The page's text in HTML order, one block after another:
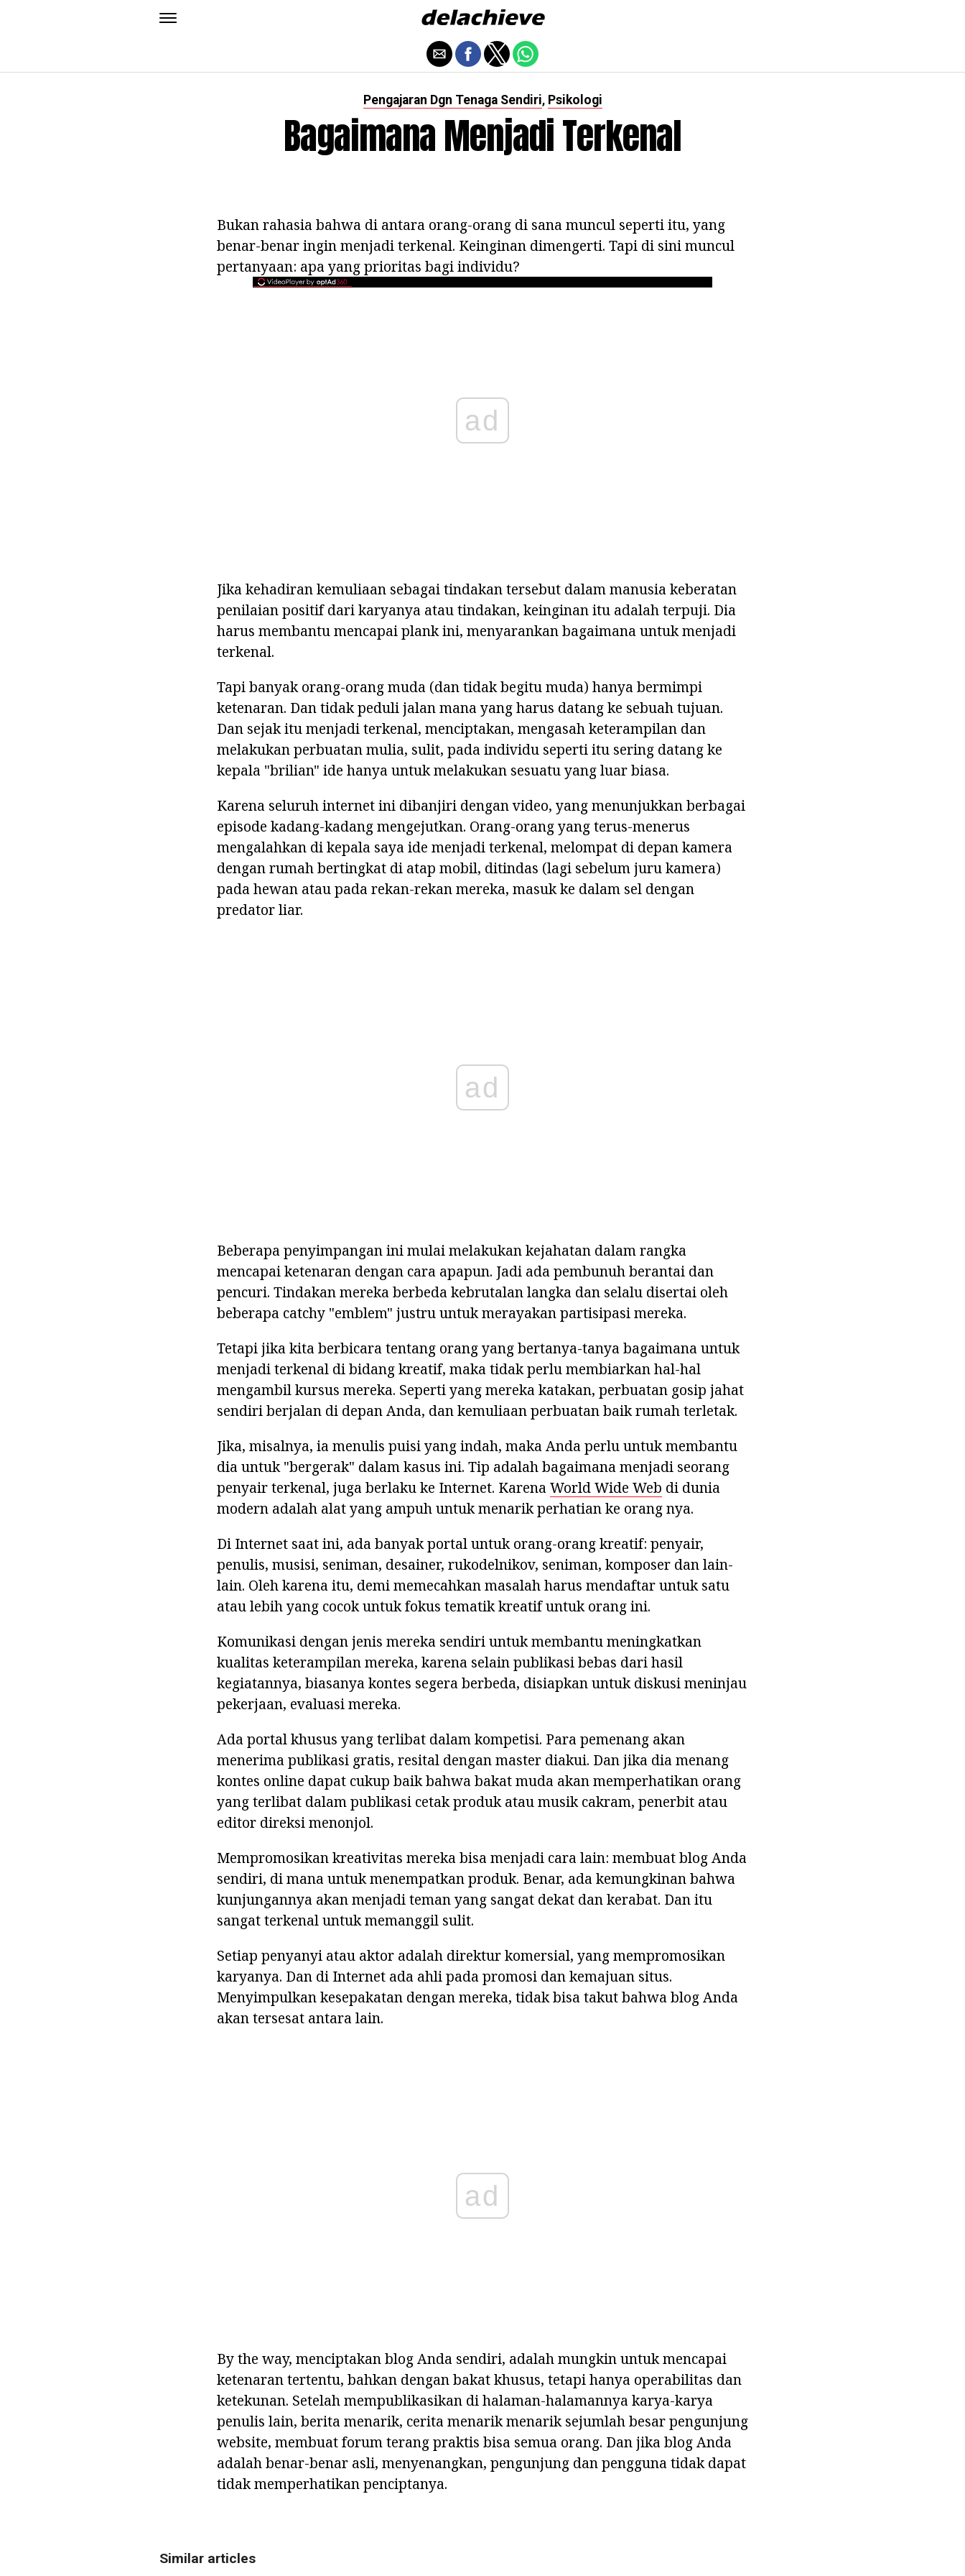
Pengajaran Dgn Tenaga Sendiri, Psikologi
Bagaimana Menjadi Terkenal
Bukan rahasia bahwa di antara orang-orang di sana muncul seperti itu, yang
benar-benar ingin menjadi terkenal. Keinginan dimengerti. Tapi di sini muncul
pertanyaan: apa yang prioritas bagi individu?
ad
Jika kehadiran kemuliaan sebagai tindakan tersebut dalam manusia keberatan
penilaian positif dari karyanya atau tindakan, keinginan itu adalah terpuji. Dia
harus membantu mencapai plank ini, menyarankan bagaimana untuk menjadi
terkenal.
Tapi banyak orang-orang muda (dan tidak begitu muda) hanya bermimpi
ketenaran. Dan tidak peduli jalan mana yang harus datang ke sebuah tujuan.
Dan sejak itu menjadi terkenal, menciptakan, mengasah keterampilan dan
melakukan perbuatan mulia, sulit, pada individu seperti itu sering datang ke
kepala "brilian" ide hanya untuk melakukan sesuatu yang luar biasa.
Karena seluruh internet ini dibanjiri dengan video, yang menunjukkan berbagai
episode kadang-kadang mengejutkan. Orang-orang yang terus-menerus
mengalahkan di kepala saya ide menjadi terkenal, melompat di depan kamera
dengan rumah bertingkat di atap mobil, ditindas (lagi sebelum juru kamera)
pada hewan atau pada rekan-rekan mereka, masuk ke dalam sel dengan
predator liar.
ad
Beberapa penyimpangan ini mulai melakukan kejahatan dalam rangka
mencapai ketenaran dengan cara apapun. Jadi ada pembunuh berantai dan
pencuri. Tindakan mereka berbeda kebrutalan langka dan selalu disertai oleh
beberapa catchy "emblem" justru untuk merayakan partisipasi mereka.
Tetapi jika kita berbicara tentang orang yang bertanya-tanya bagaimana untuk
menjadi terkenal di bidang kreatif, maka tidak perlu membiarkan hal-hal
mengambil kursus mereka. Seperti yang mereka katakan, perbuatan gosip jahat
sendiri berjalan di depan Anda, dan kemuliaan perbuatan baik rumah terletak.
Jika, misalnya, ia menulis puisi yang indah, maka Anda perlu untuk membantu
dia untuk "bergerak" dalam kasus ini. Tip adalah bagaimana menjadi seorang
penyair terkenal, juga berlaku ke Internet. KarenaWorld Wide Web di dunia
modern adalah alat yang ampuh untuk menarik perhatian ke orang nya.
Di Internet saat ini, ada banyak portal untuk orang-orang kreatif: penyair,
penulis, musisi, seniman, desainer, rukodelnikov, seniman, komposer dan lain-
lain. Oleh karena itu, demi memecahkan masalah harus mendaftar untuk satu
atau lebih yang cocok untuk fokus tematik kreatif untuk orang ini.
Komunikasi dengan jenis mereka sendiri untuk membantu meningkatkan
kualitas keterampilan mereka, karena selain publikasi bebas dari hasil
kegiatannya, biasanya kontes segera berbeda, disiapkan untuk diskusi meninjau
pekerjaan, evaluasi mereka.
Ada portal khusus yang terlibat dalam kompetisi. Para pemenang akan
menerima publikasi gratis, resital dengan master diakui. Dan jika dia menang
kontes online dapat cukup baik bahwa bakat muda akan memperhatikan orang
yang terlibat dalam publikasi cetak produk atau musik cakram, penerbit atau
editor direksi menonjol.
Mempromosikan kreativitas mereka bisa menjadi cara lain: membuat blog Anda
sendiri, di mana untuk menempatkan produk. Benar, ada kemungkinan bahwa
kunjungannya akan menjadi teman yang sangat dekat dan kerabat. Dan itu
sangat terkenal untuk memanggil sulit.
Setiap penyanyi atau aktor adalah direktur komersial, yang mempromosikan
karyanya. Dan di Internet ada ahli pada promosi dan kemajuan situs.
Menyimpulkan kesepakatan dengan mereka, tidak bisa takut bahwa blog Anda
akan tersesat antara lain.
ad
By the way, menciptakan blog Anda sendiri, adalah mungkin untuk mencapai
ketenaran tertentu, bahkan dengan bakat khusus, tetapi hanya operabilitas dan
ketekunan. Setelah mempublikasikan di halaman-halamannya karya-karya
penulis lain, berita menarik, cerita menarik menarik sejumlah besar pengunjung
website, membuat forum terang praktis bisa semua orang. Dan jika blog Anda
adalah benar-benar asli, menyenangkan, pengunjung dan pengguna tidak dapat
tidak memperhatikan penciptanya.
Similar articles